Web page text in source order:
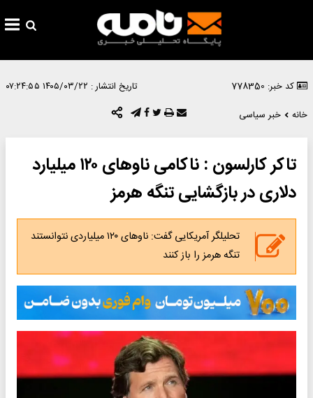
کد خبر: 778350 تاریخ انتشار : ۱۴۰۵/۰۳/۲۲ ۰۷:۲۴:۵۵
خانه
خبر سیاسی
تاکر کارلسون : ناکامی ناوهای ۱۲۰ میلیارد
دلاری در بازگشایی تنگه هرمز
تحلیلگر آمریکایی گفت: ناوهای ۱۲۰ میلیاردی نتوانستند
تنگه هرمز را باز کنند